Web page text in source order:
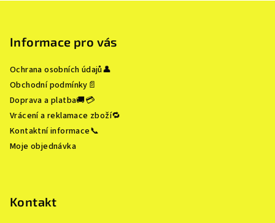
Informace pro vás
Ochrana osobních údajů👤
Obchodní podmínky📄
Doprava a platba🚚💳
Vrácení a reklamace zboží🔁
Kontaktní informace📞
Moje objednávka
Kontakt